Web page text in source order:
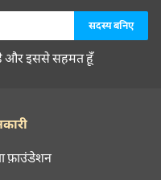
और इससे सहमत हूँ
फ़ाउंडेशन